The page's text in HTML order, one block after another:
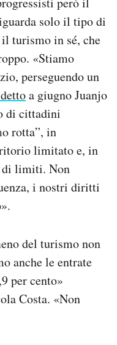
solo il tipo di
turismo in sé, che
«Stiamo
perseguendo un
a giugno Juanjo
di cittadini
rotta”, in
limitato e, in
di limiti. Non
i nostri diritti
del turismo non
anche le entrate
per cento»
Costa. «Non